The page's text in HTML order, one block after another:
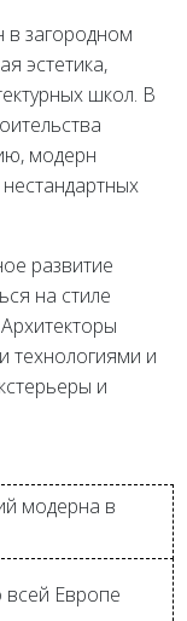
в загородном
эстетика,
школ. В
модерн
развитие
на стиле
технологиями и
и
модерна в
Европе